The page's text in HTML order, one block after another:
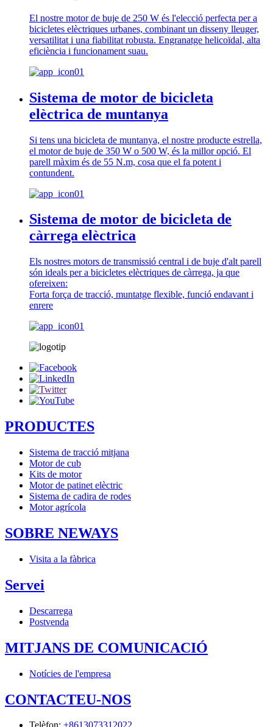
El nostre motor de buje de 250 W és l'elecció perfecta per a
bicicletes elèctriques urbanes, combinant un disseny lleuger,
versatilitat i una fiabilitat robusta. Engranatge helicoïdal, alta
eficiència i funcionament suau.
Sistema de motor de bicicleta
elèctrica de muntanya
Si tens una bicicleta de muntanya, el nostre producte estrella,
el motor de buje de 350 W o 500 W, és la millor opció. El
parell màxim és de 55 N.m, cosa que el fa potent i
contundent.
Sistema de motor de bicicleta de
càrrega elèctrica
Els nostres motors de transmissió central i de buje d'alt parell
són ideals per a bicicletes elèctriques de càrrega, ja que
ofereixen:
Forta força de tracció, muntatge flexible, funció endavant i
enrere
PRODUCTES
Sistema de tracció mitjana
Motor de cub
Kits de motor
Motor de patinet elèctric
Sistema de cadira de rodes
Motor agrícola
SOBRE NEWAYS
Visita a la fàbrica
Servei
Descarrega
Postvenda
MITJANS DE COMUNICACIÓ
Notícies de l'empresa
CONTACTEU-NOS